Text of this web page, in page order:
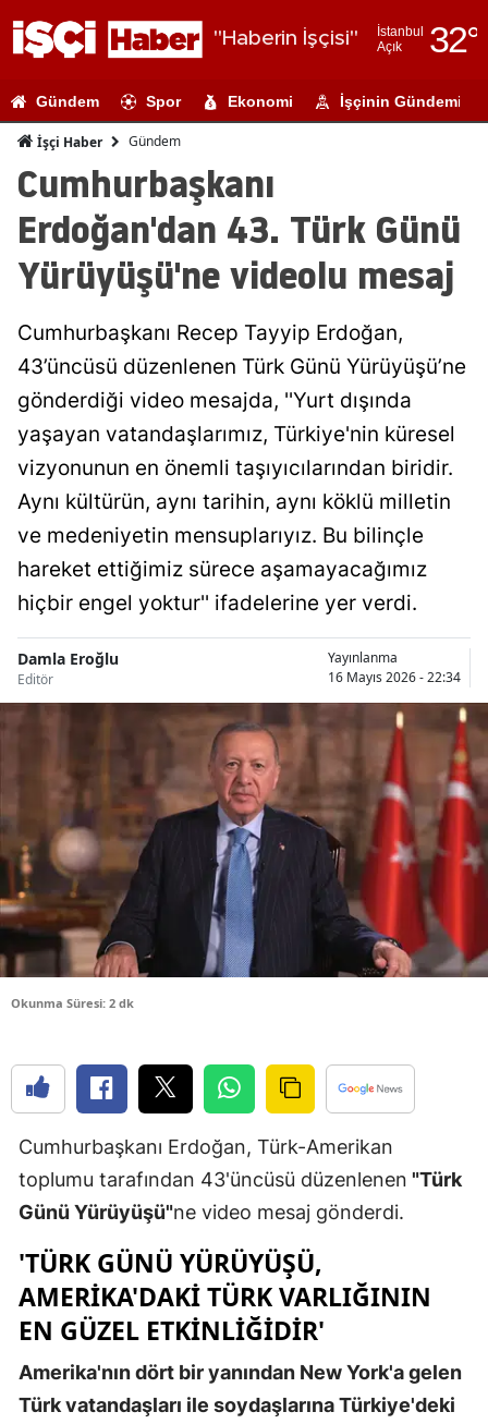
"Haberin İşçisi"
İstanbul
Açık
32°
Adıyaman
Amasya
Ankara
Antalya
Artvin
Aydın
Balıkesir
Bilecik
Bitlis
Bolu
Bursa
Çanakkale
Çankırı
Çorum
Denizli
Diyarbakır
Erzincan
Eskişehir
Gaziantep
Hakkari
Hatay
Gündem Spor Ekonomi İşçinin Gündemi
İşçi Haber Gündem
Cumhurbaşkanı
Erdoğan'dan 43. Türk Günü
Yürüyüşü'ne videolu mesaj
Cumhurbaşkanı Recep Tayyip Erdoğan,
43’üncüsü düzenlenen Türk Günü Yürüyüşü’ne
gönderdiği video mesajda, ''Yurt dışında
yaşayan vatandaşlarımız, Türkiye'nin küresel
vizyonunun en önemli taşıyıcılarından biridir.
Aynı kültürün, aynı tarihin, aynı köklü milletin
ve medeniyetin mensuplarıyız. Bu bilinçle
hareket ettiğimiz sürece aşamayacağımız
hiçbir engel yoktur'' ifadelerine yer verdi.
Damla Eroğlu
Editör
Yayınlanma
16 Mayıs 2026 - 22:34
Okunma Süresi: 2 dk
Cumhurbaşkanı Erdoğan, Türk-Amerikan
toplumu tarafından 43'üncüsü düzenlenen "Türk
Günü Yürüyüşü"ne video mesaj gönderdi.
'TÜRK GÜNÜ YÜRÜYÜŞÜ,
AMERIKA'DAKI TÜRK VARLIĞININ
EN GÜZEL ETKINLIĞIDIR'
Amerika'nın dört bir yanından New York'a gelen
Türk vatandaşları ile soydaşlarına Türkiye'deki